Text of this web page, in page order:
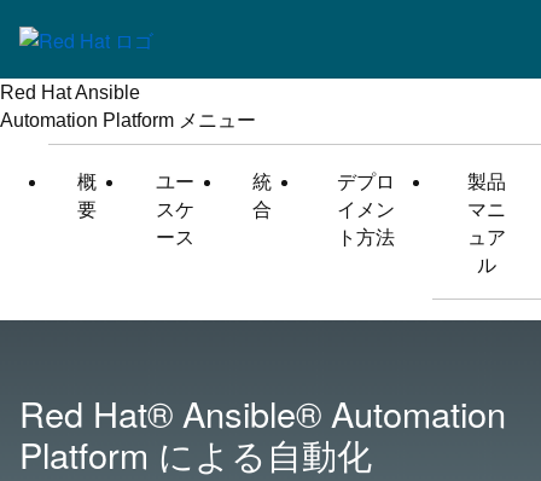
Red Hat Ansible
Automation Platform メニュー
概
要
ユー
スケ
ース
統
合
デプロ
イメン
ト方法
製品
マニ
ュア
ル
Red Hat® Ansible®Automation
Platform による自動化